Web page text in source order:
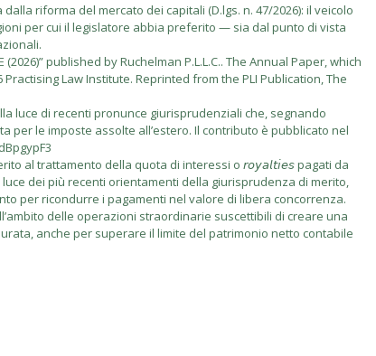
riforma del mercato dei capitali (D.lgs. n. 47/2026): il veicolo
per cui il legislatore abbia preferito — sia dal punto di vista
(2026)” published by Ruchelman P.L.L.C.. The Annual Paper, which
Law Institute. Reprinted from the PLI Publication, The
luce di recenti pronunce giurisprudenziali che, segnando
per le imposte assolte all’estero. Il contributo è pubblicato nel
al trattamento della quota di interessi o 𝘳𝘰𝘺𝘢𝘭𝘵𝘪𝘦𝘴 pagati da
dei più recenti orientamenti della giurisprudenza di merito,
per ricondurre i pagamenti nel valore di libera concorrenza.
delle operazioni straordinarie suscettibili di creare una
anche per superare il limite del patrimonio netto contabile